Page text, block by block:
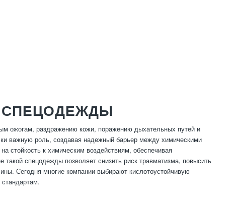
СПЕЦОДЕЖДЫ
ожогам, раздражению кожи, поражению дыхательных путей и
важную роль, создавая надежный барьер между химическими
стойкость к химическим воздействиям, обеспечивая
такой спецодежды позволяет снизить риск травматизма, повысить
Сегодня многие компании выбирают кислотоустойчивую